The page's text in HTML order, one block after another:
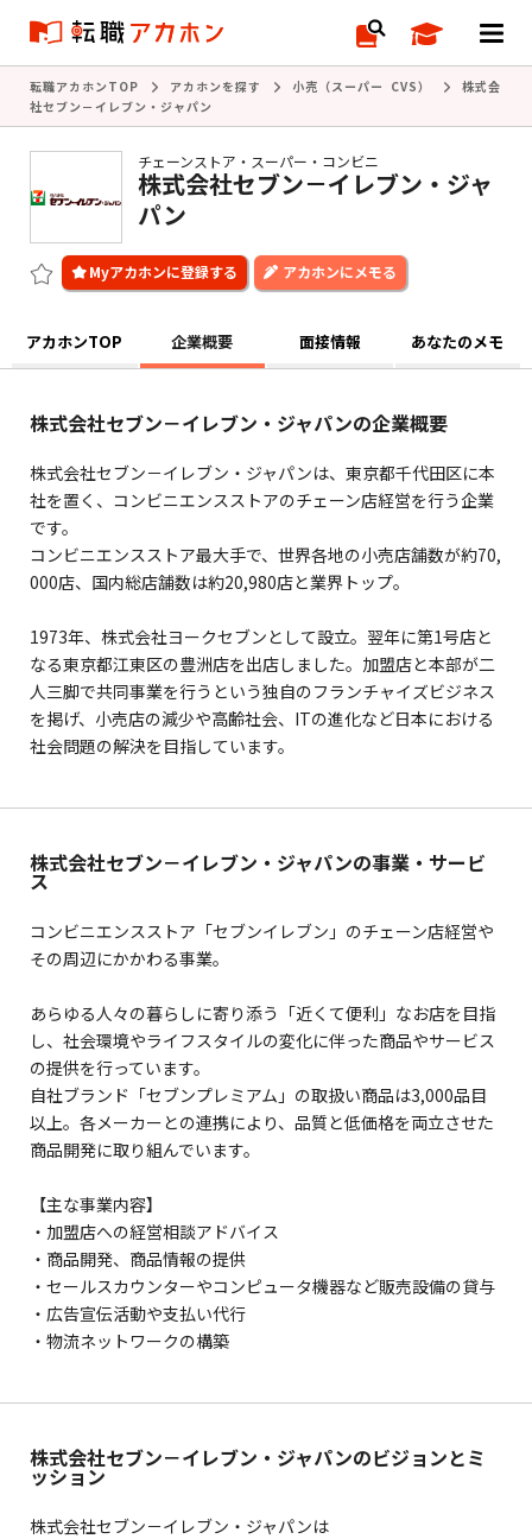
転職アカホンTOP アカホンを探す 小売（スーパー CVS）
株式会
社セブン－イレブン・ジャパン
チェーンストア・スーパー・コンビニ
株式会社セブン－イレブン・ジャ
パン
アカホンにメモる
アカホンTOP 企業概要 面接情報 あなたのメモ
株式会社セブン－イレブン・ジャパンの企業概要
株式会社セブン－イレブン・ジャパンは、東京都千代田区に本
社を置く、コンビニエンスストアのチェーン店経営を行う企業
です。
コンビニエンスストア最大手で、世界各地の小売店舗数が約70,
000店、国内総店舗数は約20,980店と業界トップ。
1973年、株式会社ヨークセブンとして設立。翌年に第1号店と
なる東京都江東区の豊洲店を出店しました。加盟店と本部が二
人三脚で共同事業を行うという独自のフランチャイズビジネス
を掲げ、小売店の減少や高齢社会、ITの進化など日本における
社会問題の解決を目指しています。
株式会社セブン－イレブン・ジャパンの事業・サービ
ス
コンビニエンスストア「セブンイレブン」のチェーン店経営や
その周辺にかかわる事業。
あらゆる人々の暮らしに寄り添う「近くて便利」なお店を目指
し、社会環境やライフスタイルの変化に伴った商品やサービス
の提供を行っています。
自社ブランド「セブンプレミアム」の取扱い商品は3,000品目
以上。各メーカーとの連携により、品質と低価格を両立させた
商品開発に取り組んでいます。
【主な事業内容】
・加盟店への経営相談アドバイス
・商品開発、商品情報の提供
・セールスカウンターやコンピュータ機器など販売設備の貸与
・広告宣伝活動や支払い代行
・物流ネットワークの構築
株式会社セブン－イレブン・ジャパンのビジョンとミ
ッション
株式会社セブン－イレブン・ジャパンは